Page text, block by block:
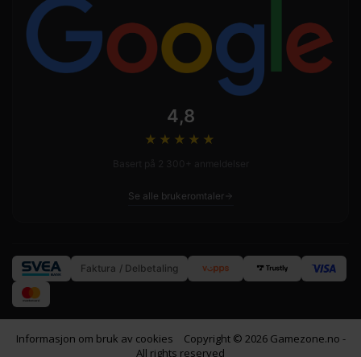
4,8
★★★★ ★
Se alle brukeromtaler
Faktura / Delbetaling
Informasjon om bruk av cookies
Copyright © 2026 Gamezone.no -
All rights reserved